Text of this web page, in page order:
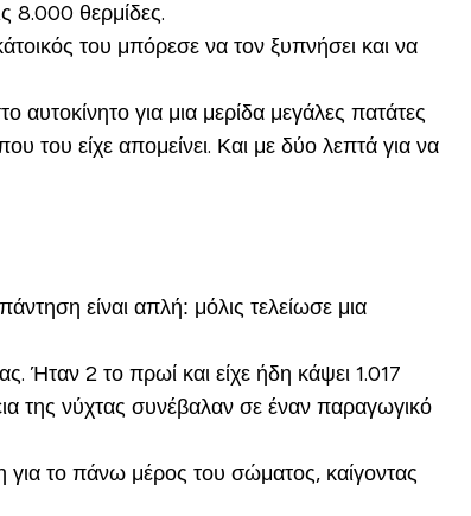
8.000 θερμίδες.
του μπόρεσε να τον ξυπνήσει και να
αυτοκίνητο για μια μερίδα μεγάλες πατάτες
του είχε απομείνει. Και με δύο λεπτά για να
είναι απλή: μόλις τελείωσε μια
Ήταν 2 το πρωί και είχε ήδη κάψει 1.017
της νύχτας συνέβαλαν σε έναν παραγωγικό
το πάνω μέρος του σώματος, καίγοντας